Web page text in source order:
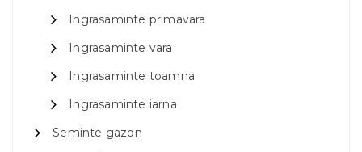
Ingrasaminte primavara
Ingrasaminte vara
Ingrasaminte toamna
Ingrasaminte iarna
Seminte gazon